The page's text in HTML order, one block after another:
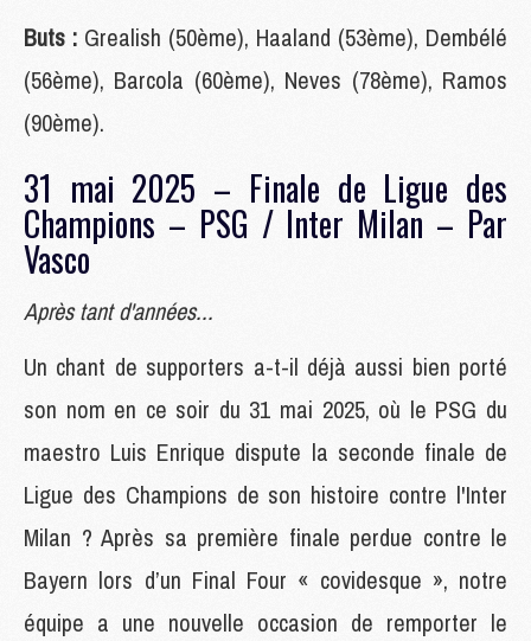
Buts : Grealish (50ème), Haaland (53ème), Dembélé
(56ème), Barcola (60ème), Neves (78ème), Ramos
(90ème).
31 mai 2025 – Finale de Ligue des
Champions – PSG / Inter Milan – Par
Vasco
Après tant d'années...
Un chant de supporters a-t-il déjà aussi bien porté
son nom en ce soir du 31 mai 2025, où le PSG du
maestro Luis Enrique dispute la seconde finale de
Ligue des Champions de son histoire contre l'Inter
Milan ? Après sa première finale perdue contre le
Bayern lors d’un Final Four « covidesque », notre
équipe a une nouvelle occasion de remporter le